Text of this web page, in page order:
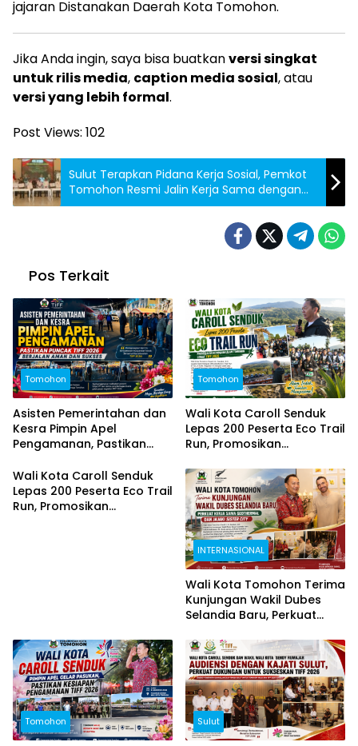
jajaran Distanakan Daerah Kota Tomohon.
Jika Anda ingin, saya bisa buatkanversi singkat
untuk rilis media, caption media sosial, atau
versi yang lebih formal.
Post Views: 102
Sulut Terapkan Pidana Kerja Sosial, Pemkot
Tomohon Resmi Jalin Kerja Sama dengan
Kejari
Pos Terkait
Tomohon
Asisten Pemerintahan dan
Kesra Pimpin Apel
Pengamanan, Pastikan
Aman dan Sukses
Tomohon
Wali Kota Caroll Senduk
Lepas 200 Peserta Eco Trail
Run, Promosikan
Lewat TIFF 2026
Wali Kota Caroll Senduk
Lepas 200 Peserta Eco Trail
Run, Promosikan
INTERNASIONAL
Wali Kota Tomohon Terima
Kunjungan Wakil Dubes
Selandia Baru, Perkuat
dan Jajaki Sister City
Tomohon Sulut